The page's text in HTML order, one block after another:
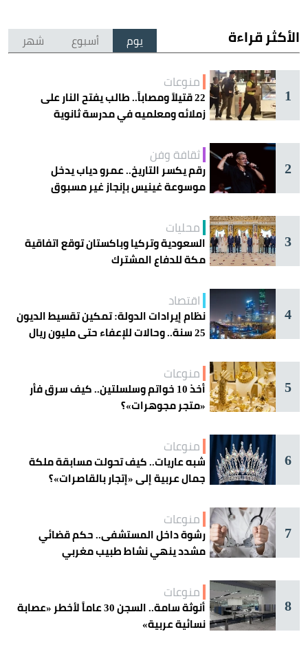
الأكثر قراءة يوم أسبوع شهر
1
منوعات
22 قتيلاً ومصاباً.. طالب يفتح النار على
زملائه ومعلميه في مدرسة ثانوية
2
ثقافة وفن
رقم يكسر التاريخ.. عمرو دياب يدخل
موسوعة غينيس بإنجاز غير مسبوق
3
محليات
السعودية وتركيا وباكستان توقع اتفاقية
مكة للدفاع المشترك
4
اقتصاد
نظام إيرادات الدولة: تمكين تقسيط الديون
25 سنة.. وحالات للإعفاء حتى مليون ريال
5
منوعات
أخذ 10 خواتم وسلسلتين.. كيف سرق فأر
«متجر مجوهرات»؟
6
منوعات
شبه عاريات.. كيف تحولت مسابقة ملكة
جمال عربية إلى «إتجار بالقاصرات»؟
7
منوعات
رشوة داخل المستشفى.. حكم قضائي
مشدد ينهي نشاط طبيب مغربي
8
منوعات
أنوثة سامة.. السجن 30 عاماً لأخطر «عصابة
نسائية عربية»